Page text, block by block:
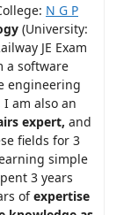
N G P
(University:
JE Exam
a software
engineering
am also an
expert, and
fields for 3
simple
3 years
ofexpertise